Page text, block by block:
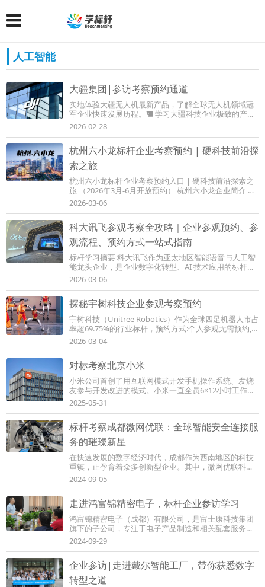
人工智能
大疆集团|参访考察预约通道
实地体验大疆无人机最新产品，了解全球无人机领域冠
军企业快速发展历程。 学习大疆科技企业极致的产品
精神与创新成功基因。 结合自身企业发展...
2026-02-28
杭州六小龙标杆企业考察预约 | 硬科技前沿探
索之旅
杭州六小龙标杆企业考察预约入口 | 硬科技前沿探索之
旅 （2026年3月-6月开放预约） 杭州六小龙企业简介 深
度求索（DeepSeek） 成立时间：2023年 核心领域：...
2026-03-06
科大讯飞参观考察全攻略｜企业参观预约、参
观流程、预约方式一站式指南
标杆学习摘要 科大讯飞作为亚太地区智能语音与人工智
能龙头企业，是企业数字化转型、AI 技术应用的标杆学
习对象。 科大讯飞参观预约 需提前申请，不...
2026-03-06
探秘宇树科技企业参观考察预约
宇树科技（Unitree Robotics）作为全球四足机器人市占
率超69.75%的行业标杆，预约方式:个人参观无需预约,现
场直接入场;企业团体 / 研学团队需提前 30 天通过...
2026-03-04
对标考察北京小米
小米公司首创了用互联网模式开发手机操作系统、发烧
友参与开发改进的模式。小米一直全员6×12小时工作，
员工上班从来没有实行过打卡制度，而且也没...
2025-05-31
标杆考察成都微网优联：全球智能安全连接服
务的璀璨新星
在快速发展的数字经济时代，成都作为西南地区的科技
重镇，正孕育着众多创新型企业。其中，微网优联科技
(成都)有限公司以其卓越的技术实力和市场影...
2024-09-05
走进鸿富锦精密电子，标杆企业参访学习
鸿富锦精密电子（成都）有限公司，是富士康科技集团
旗下的子公司，专注于电子产品制造和相关配套服务。
自2010年落户四川以来，鸿富锦在川累计总产值...
2024-09-29
企业参访|走进戴尔智能工厂，带你获悉数字
转型之道